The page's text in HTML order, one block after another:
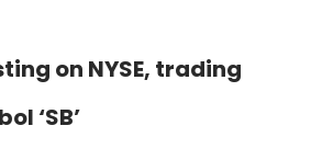
on NYSE, trading
‘SB’